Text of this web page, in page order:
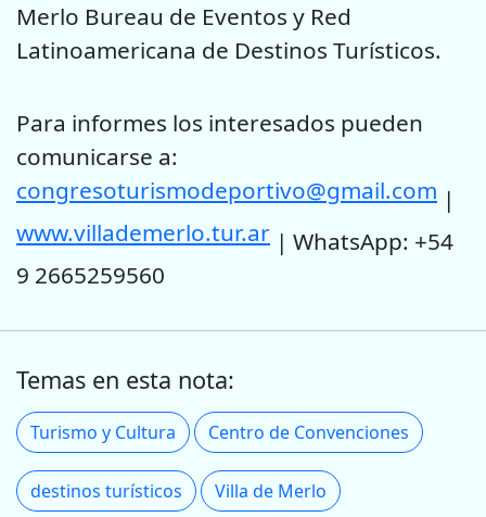
Merlo Bureau de Eventos y Red
Latinoamericana de Destinos Turísticos.
Para informes los interesados pueden
comunicarse a:
congresoturismodeportivo@gmail.com |
www.villademerlo.tur.ar | WhatsApp: +54
9 2665259560
Temas en esta nota:
Turismo y Cultura Centro de Convenciones
destinos turísticos Villa de Merlo